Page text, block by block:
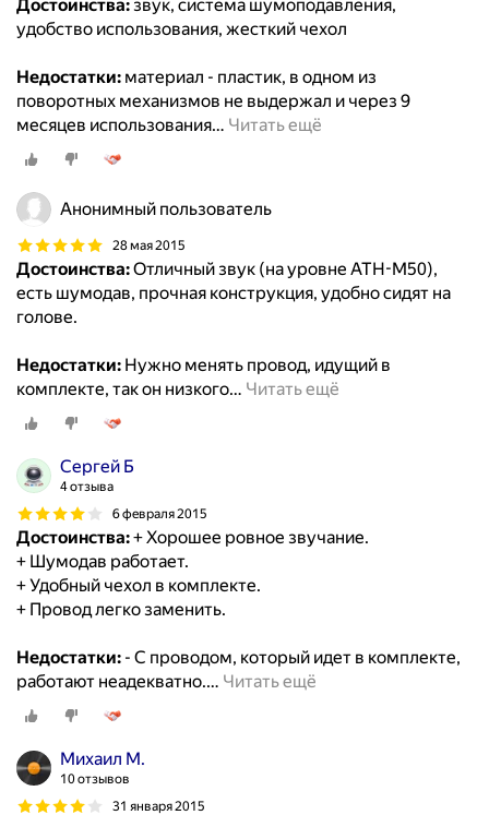
Достоинства:звук, система шумоподавления,
удобство использования, жесткий чехол
Недостатки: материал - пластик, в одном из
поворотных механизмов не выдержал и через 9
месяцев использования… Читать ещё
Анонимный пользователь
28 мая 2015
Достоинства:Отличный звук (на уровне ATH-M50),
есть шумодав, прочная конструкция, удобно сидят на
голове.
Недостатки: Нужно менять провод, идущий в
комплекте, так он низкого… Читать ещё
Сергей Б
4 отзыва
6 февраля 2015
Достоинства:+ Хорошее ровное звучание.
+ Шумодав работает.
+ Удобный чехол в комплекте.
+ Провод легко заменить.
Недостатки: - С проводом, который идет в комплекте,
работают неадекватно.… Читать ещё
Михаил М.
10 отзывов
31 января 2015